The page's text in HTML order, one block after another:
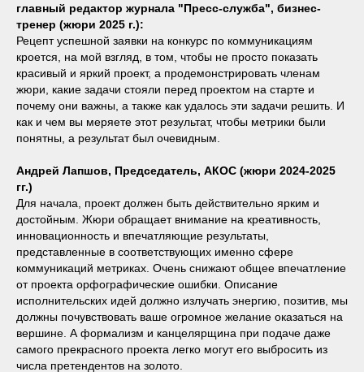
главный редактор журнала "Пресс-служба", бизнес-
тренер (жюри 2025 г.):
Рецепт успешной заявки на конкурс по коммуникациям
кроется, на мой взгляд, в том, чтобы не просто показать
красивый и яркий проект, а продемонстрировать членам
жюри, какие задачи стояли перед проектом на старте и
почему они важны, а также как удалось эти задачи решить. И
как и чем вы меряете этот результат, чтобы метрики были
понятны, а результат был очевидным.
Андрей Лапшов, Председатель, АКОС (жюри 2024-2025
гг.)
Для начала, проект должен быть действительно ярким и
достойным. Жюри обращает внимание на креативность,
инновационность и впечатляющие результаты,
представленные в соответствующих именно сфере
коммуникаций метриках. Очень снижают общее впечатление
от проекта орфографические ошибки. Описание
исполнительских идей должно излучать энергию, позитив, мы
должны почувствовать ваше огромное желание оказаться на
вершине. А формализм и канцелярщина при подаче даже
самого прекрасного проекта легко могут его выбросить из
числа претендентов на золото.